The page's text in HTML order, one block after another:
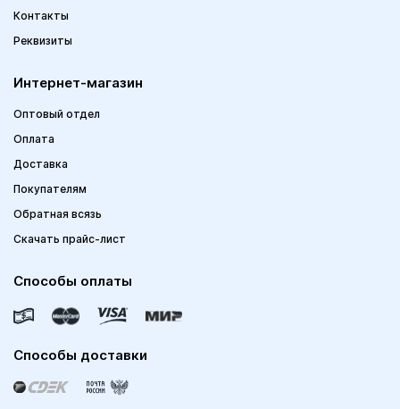
Контакты
Реквизиты
Интернет-магазин
Оптовый отдел
Оплата
Доставка
Покупателям
Обратная всязь
Скачать прайс-лист
Способы оплаты
Способы доставки